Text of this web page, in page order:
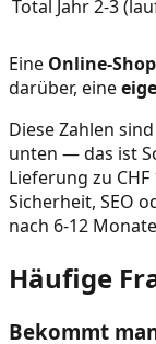
Total Jahr 2-3
Eine Online-
darüber, eine
Diese Zahlen
unten — das ist
Lieferung zu
Sicherheit, SEO
nach 6-12
Häufige
Bekommt